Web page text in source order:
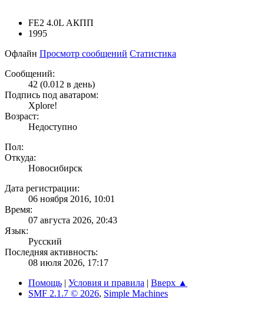
FE2 4.0L АКПП
1995
Офлайн Просмотр сообщений Статистика
Сообщений:
42 (0.012 в день)
Подпись под аватаром:
Xplore!
Возраст:
Недоступно
Пол:
Откуда:
Новосибирск
Дата регистрации:
06 ноября 2016, 10:01
Время:
07 августа 2026, 20:43
Язык:
Русский
Последняя активность:
08 июля 2026, 17:17
Помощь | Условия и правила | Вверх ▲
SMF 2.1.7 © 2026, Simple Machines